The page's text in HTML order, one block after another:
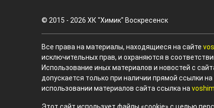
© 2015 - 2026 ХК "Химик" Воскресенск
Все права на материалы, находящиеся на сайте
исключительных прав, и охраняются в
Использование иных материалов и новостей с
допускается только при наличии прямой ссылки на
использовании материалов сайта ссылка на
Этот сайт использует файлы «cookie» с целью